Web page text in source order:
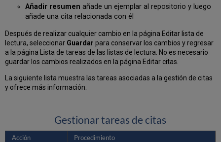
Añadir resumen añade un ejemplar al repositorio y luego
añade una cita relacionada con él
Después de realizar cualquier cambio en la página Editar lista de
lectura, seleccionar Guardar para conservar los cambios y regresar
a la página Lista de tareas de las listas de lectura. No es necesario
guardar los cambios realizados en la página Editar citas.
La siguiente lista muestra las tareas asociadas a la gestión de citas
y ofrece más información.
Gestionar tareas de citas
Acción Procedimiento